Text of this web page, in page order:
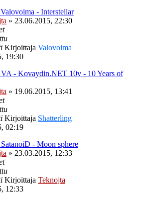
- Interstellar
» 23.06.2015, 22:30
Kirjoittaja Valovoima
19:30
- Kovaydin.NET 10v - 10 Years of
» 19.06.2015, 13:41
Kirjoittaja Shatterling
02:19
- Moon sphere
» 23.03.2015, 12:33
Kirjoittaja Teknojta
12:33